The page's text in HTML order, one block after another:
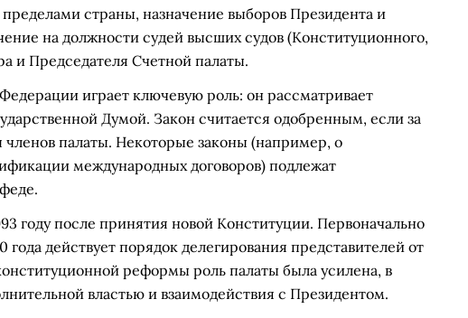
страны, назначение выборов Президента и
на должности судей высших судов (Конституционного,
и Председателя Счетной палаты.
играет ключевую роль: он рассматривает
Думой. Закон считается одобренным, если за
членов палаты. Некоторые законы (например, о
международных договоров) подлежат
году после принятия новой Конституции. Первоначально
действует порядок делегирования представителей от
реформы роль палаты была усилена, в
властью и взаимодействия с Президентом.